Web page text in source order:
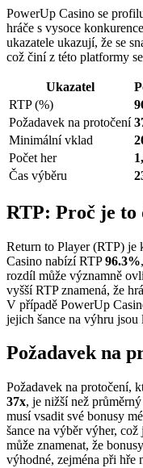
PowerUp Casino se
hráče s vysoce
ukazatele ukazují, že se
což činí z této platformy
Ukazatel
RTP (%)
Požadavek na protočení
Minimální vklad
Počet her
Čas výběru
RTP: Proč je to
Return to Player (RTP)
Casino nabízí RTP96.3%
rozdíl může významně
vyšší RTP znamená, že
V případě PowerUp
jejich šance na výhru
Požadavek na
Požadavek na protočení,
37x, je nižší než
musí vsadit své bonusy
šance na výběr výher,
může znamenat, že
výhodné, zejména při hře